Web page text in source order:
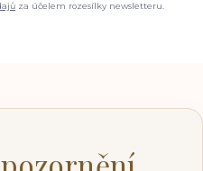
za účelem rozesílky newsletteru.